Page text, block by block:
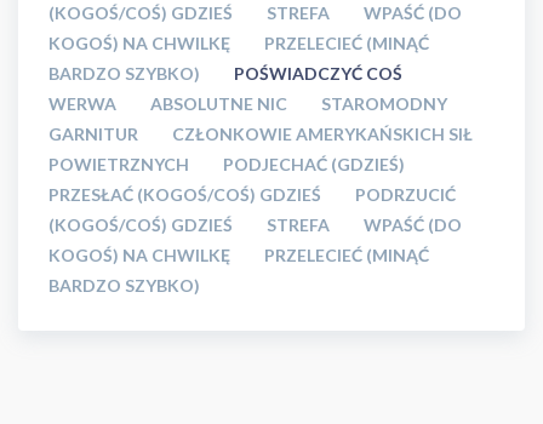
(KOGOŚ/COŚ) GDZIEŚ
STREFA
WPAŚĆ (DO
KOGOŚ) NA CHWILKĘ
PRZELECIEĆ (MINĄĆ
BARDZO SZYBKO)
POŚWIADCZYĆ COŚ
WERWA
ABSOLUTNE NIC
STAROMODNY
GARNITUR
CZŁONKOWIE AMERYKAŃSKICH SIŁ
POWIETRZNYCH
PODJECHAĆ (GDZIEŚ)
PRZESŁAĆ (KOGOŚ/COŚ) GDZIEŚ
PODRZUCIĆ
(KOGOŚ/COŚ) GDZIEŚ
STREFA
WPAŚĆ (DO
KOGOŚ) NA CHWILKĘ
PRZELECIEĆ (MINĄĆ
BARDZO SZYBKO)